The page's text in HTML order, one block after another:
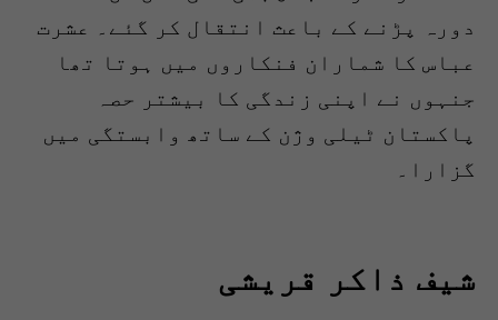
دورہ پڑنے کے باعث انتقال کر گئے۔ عشرت
عباس کا شماران فنکاروں میں ہوتا تھا
جنہوں نے اپنی زندگی کا بیشتر حصہ
پاکستان ٹیلی وژن کے ساتھ وابستگی میں
گزارا۔
شیف ذاکر قریشی